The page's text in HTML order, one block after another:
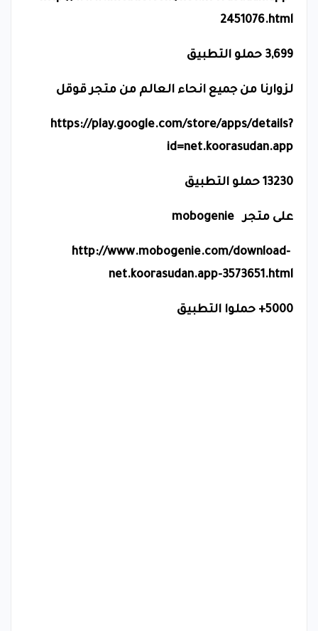
2451076.html
3,699 حملو التطبيق
لزوارنا من جميع انحاء العالم من متجر قوقل
https://play.google.com/store/apps/details?
id=net.koorasudan.app
13230 حملو التطبيق
على متجرmobogenie
http://www.mobogenie.com/download-
net.koorasudan.app-3573651.html
5000+ حملوا التطبيق